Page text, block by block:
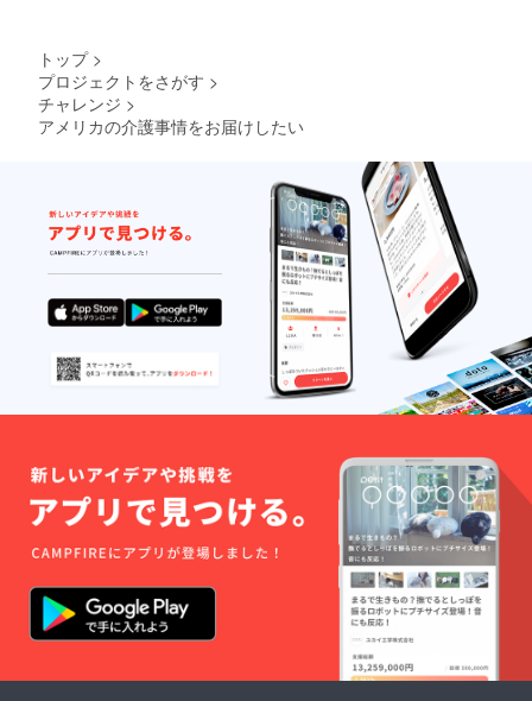
トップ >
プロジェクトをさがす >
チャレンジ >
アメリカの介護事情をお届けしたい